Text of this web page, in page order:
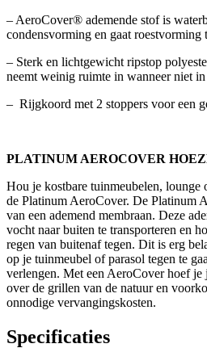
– AeroCover® ademende stof is
condensvorming en gaat roestvorming
– Sterk en lichtgewicht ripstop
neemt weinig ruimte in wanneer niet
– Rijgkoord met 2 stoppers voor een
PLATINUM AEROCOVER
Hou je kostbare tuinmeubelen, lounge
de Platinum AeroCover. De Platinum
van een ademend membraan. Deze
vocht naar buiten te transporteren en
regen van buitenaf tegen. Dit is erg
op je tuinmeubel of parasol tegen te
verlengen. Met een AeroCover hoef je
over de grillen van de natuur en
onnodige vervangingskosten.
Specificaties